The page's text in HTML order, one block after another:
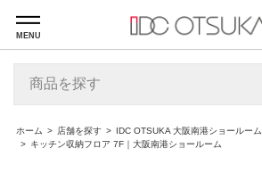
MENU
ホーム 店舗を探す
IDC OTSUKA 大阪南港ショールーム
キッチン収納フロア 7F｜大阪南港ショールーム